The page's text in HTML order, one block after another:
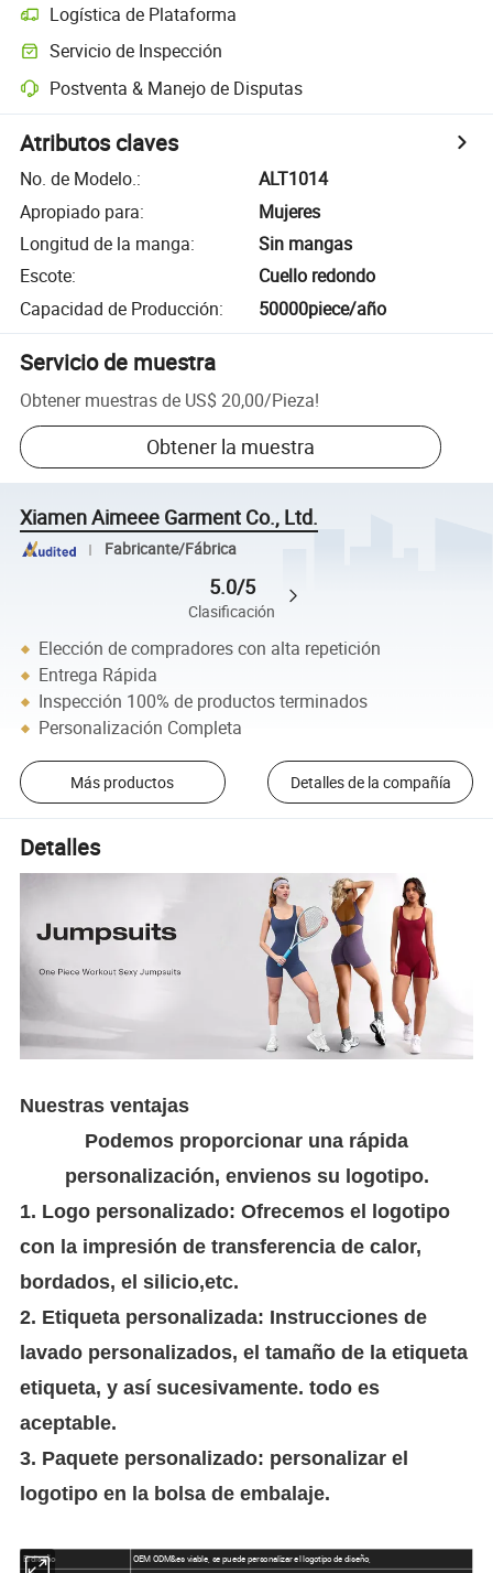
Logística de Plataforma
Servicio de Inspección
Postventa & Manejo de Disputas
Atributos claves
No. de Modelo.:
ALT1014
Apropiado para:
Mujeres
Longitud de la manga:
Sin mangas
Escote:
Cuello redondo
Capacidad de Producción: 50000piece/año
Servicio de muestra
Obtener muestras de US$ 20,00/Pieza!
Obtener la muestra
Xiamen Aimeee Garment Co., Ltd.
Fabricante/Fábrica
5.0/5
Clasificación
Elección de compradores con alta repetición
Entrega Rápida
Inspección 100% de productos terminados
Personalización Completa
Más productos Detalles de la compañía
Detalles
Nuestras ventajas
Podemos proporcionar una rápida
personalización, envienos su logotipo.
1. Logo personalizado: Ofrecemos el logotipo
con la impresión de transferencia de calor,
bordados, el silicio,etc.
2. Etiqueta personalizada: Instrucciones de
lavado personalizados, el tamaño de la etiqueta
etiqueta, y así sucesivamente. todo es
aceptable.
3. Paquete personalizado: personalizar el
logotipo en la bolsa de embalaje.
El diseño OEM ODM&es viable, se puede personalizar el logotipo de diseño,